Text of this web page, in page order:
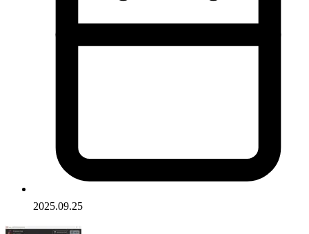
2025.09.25